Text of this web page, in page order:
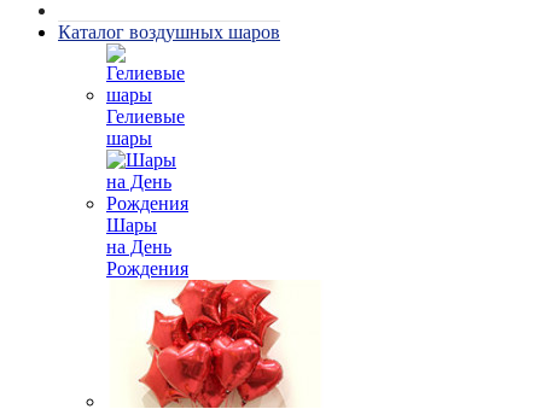
Каталог воздушных шаров
Гелиевые
шары
Шары
на День
Рождения